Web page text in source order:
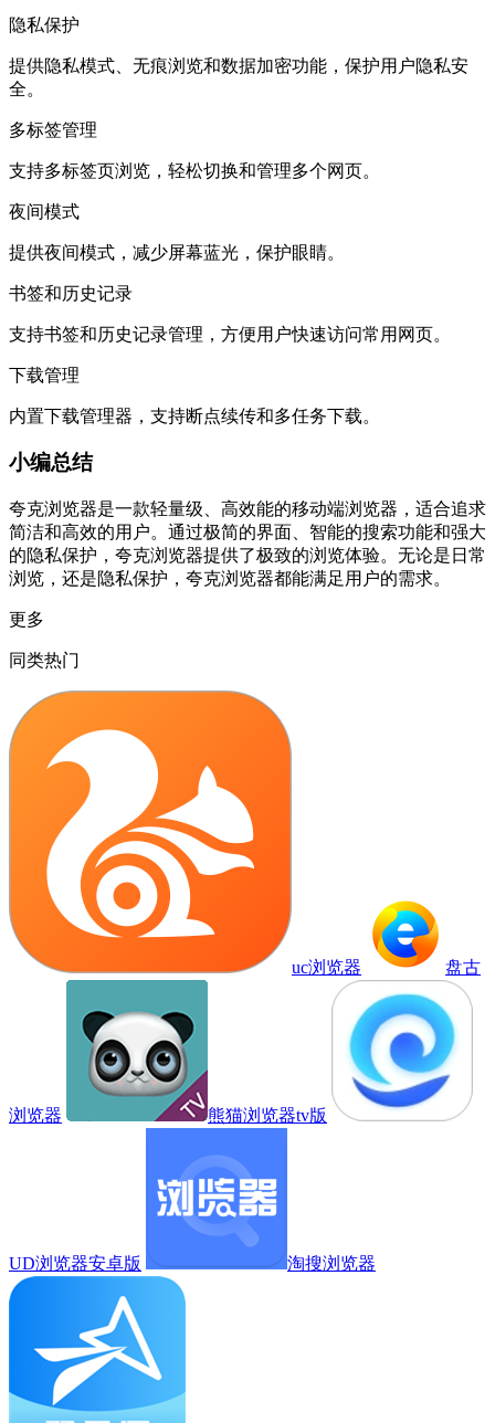
隐私保护
提供隐私模式、无痕浏览和数据加密功能，保护用户隐私安
全。
多标签管理
支持多标签页浏览，轻松切换和管理多个网页。
夜间模式
提供夜间模式，减少屏幕蓝光，保护眼睛。
书签和历史记录
支持书签和历史记录管理，方便用户快速访问常用网页。
下载管理
内置下载管理器，支持断点续传和多任务下载。
小编总结
夸克浏览器是一款轻量级、高效能的移动端浏览器，适合追求
简洁和高效的用户。通过极简的界面、智能的搜索功能和强大
的隐私保护，夸克浏览器提供了极致的浏览体验。无论是日常
浏览，还是隐私保护，夸克浏览器都能满足用户的需求。
更多
同类热门
uc浏览器 盘古
浏览器 熊猫浏览器tv版
UD浏览器安卓版 淘搜浏览器